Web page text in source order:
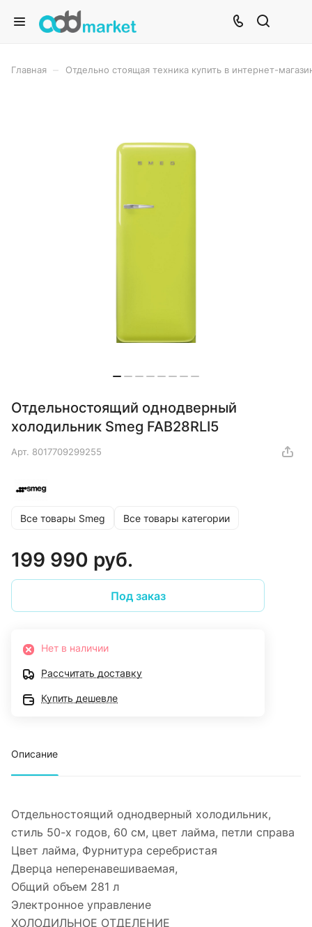
Главная Отдельно стоящая техника купить в интернет-
Отдельностоящий однодверный
холодильник Smeg FAB28RLI5
Арт. 8017709299255
Все товары Smeg Все товары категории
199 990 руб.
Под заказ
Нет в наличии
Рассчитать доставку
Купить дешевле
Описание
Отдельностоящий однодверный холодильник,
стиль 50-х годов, 60 см, цвет лайма, петли справа
Цвет лайма, Фурнитура серебристая
Дверца неперенавешиваемая,
Общий объем 281 л
Электронное управление
ХОЛОДИЛЬНОЕ ОТДЕЛЕНИЕ